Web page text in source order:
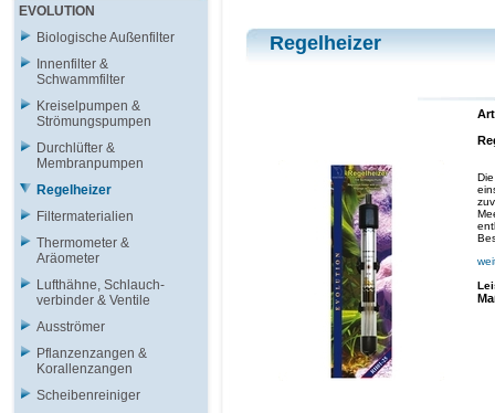
Regelheizer
EVOLUTION
Biologische Außenfilter
Innenfilter &
Schwammfilter
Kreiselpumpen &
Strömungspumpen
Durchlüfter &
Membranpumpen
Regelheizer
Filtermaterialien
Thermometer &
Aräometer
Lufthähne, Schlauch-
verbinder & Ventile
Ausströmer
Pflanzenzangen &
Korallenzangen
Scheibenreiniger